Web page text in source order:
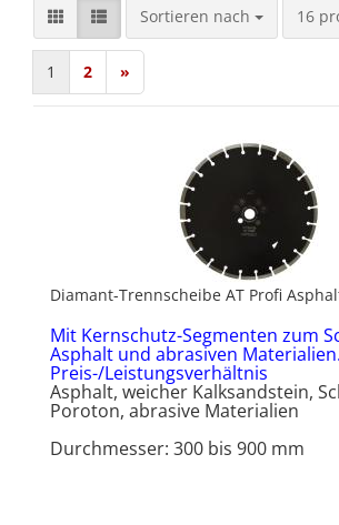
Sortieren nach
Sortieren nach 16
pro
1 2 »
Diamant-Trennscheibe AT Profi
Mit Kernschutz-Segmenten zum
Asphalt und abrasiven
Preis-/Leistungsverhältnis
Asphalt, weicher Kalksandstein,
Poroton, abrasive Materialien
Durchmesser: 300 bis 900 mm